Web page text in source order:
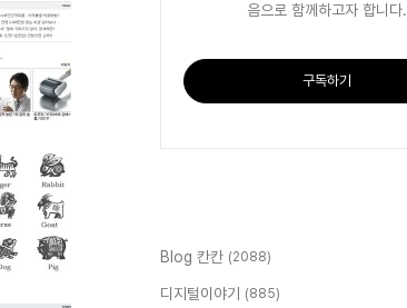
음으로 함께하고자 합니다.
구독하기
Blog 칸칸 (2088)
디지털이야기 (885)